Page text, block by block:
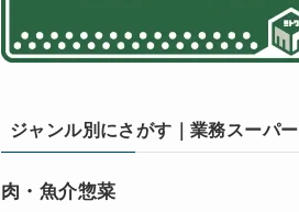
ジャンル別にさがす｜業務スーパー
肉・魚介惣菜